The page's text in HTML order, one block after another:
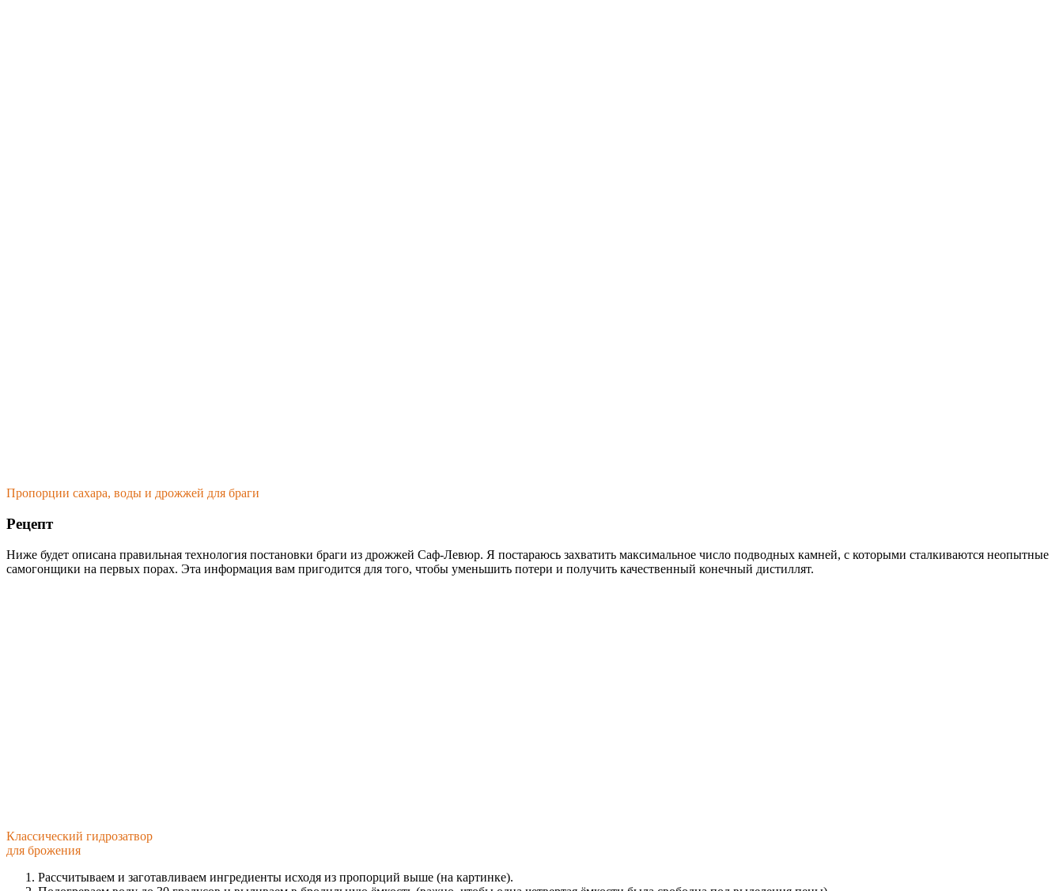
Пропорции сахара, воды и дрожжей для браги
Рецепт
Ниже будет описана правильная технология постановки браги из дрожжей Саф-Левюр. Я постараюсь захватить максимальное число подводных камней, с которыми сталкиваются неопытные
самогонщики на первых порах. Эта информация вам пригодится для того, чтобы уменьшить потери и получить качественный конечный дистиллят.
Классический гидрозатвор
для брожения
Рассчитываем и заготавливаем ингредиенты исходя из пропорций выше (на картинке).